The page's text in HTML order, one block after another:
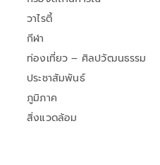
วาไรตี้
กีฬา
ท่องเที่ยว – ศิลปวัฒนธรรม
ประชาสัมพันธ์
ภูมิภาค
สิ่งแวดล้อม